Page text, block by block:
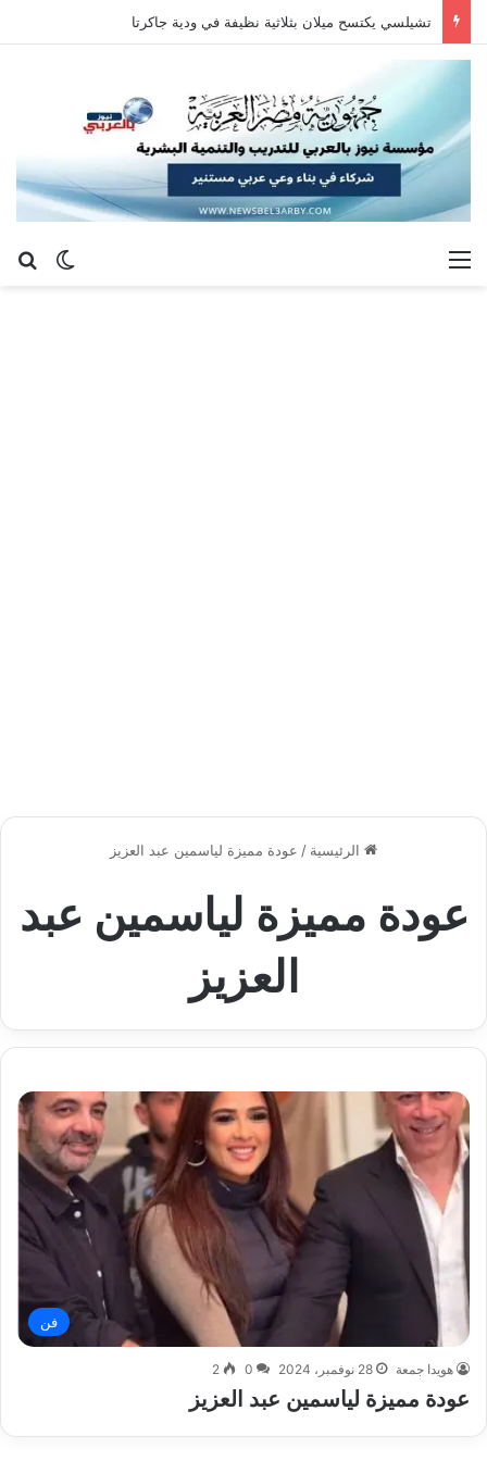
تشيلسي يكتسح ميلان بثلاثية نظيفة في ودية جاكرتا
الوضع القائمة
الرئيسية / عودة مميزة لياسمين عبد العزيز
عودة مميزة لياسمين عبد
العزيز
فن
هويدا جمعة 28 نوفمبر، 2024 0
2
عودة مميزة لياسمين عبد العزيز